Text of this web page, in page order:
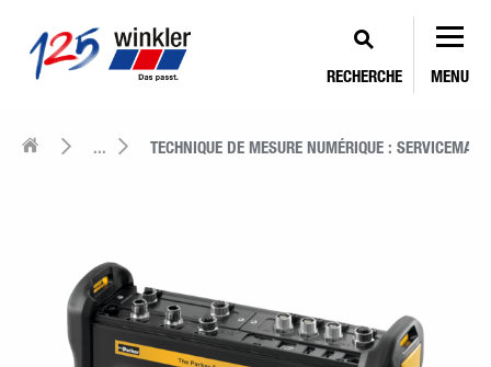
RECHERCHE MENU
... TECHNIQUE DE MESURE NUMÉRIQUE :